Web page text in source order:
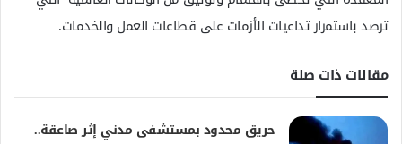
ترصد باستمرار تداعيات الأزمات على قطاعات العمل والخدمات.
مقالات ذات صلة
حريق محدود بمستشفى مدني إثر صاعقة..